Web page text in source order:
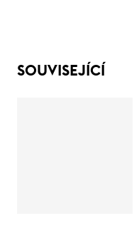
SOUVISEJÍCÍ